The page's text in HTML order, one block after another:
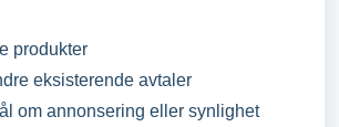
produkter
eksisterende avtaler
om annonsering eller synlighet